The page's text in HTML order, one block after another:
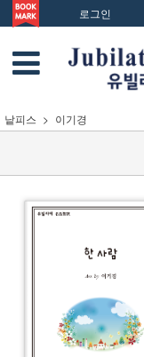
로그인
낱피스 이기경